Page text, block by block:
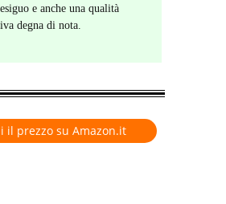
e anche una qualità
degna di nota.
il prezzo su Amazon.it